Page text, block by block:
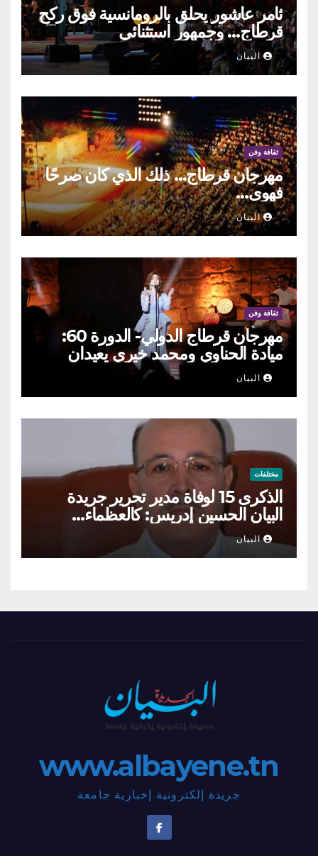
ثامر عاشور يحلق بالرومانسية فوق ركح
قرطاج… وجمهور استثنائي
البيان
ثقافة وفن
مهرجان قرطاج… ذلك الذي كان صرحًا
فهوى…
البيان
ثقافة وفن
مهرجان قرطاج الدولي- الدورة 60:
ميادة الحناوي ومحمد خيري يعيدان
الطرب السوري إلى ركح قرطاج
البيان
مختلفات
الذكرى 15 لوفاة مدير تحرير جريدة
البيان الحسين إدريس: كالعظماء…
عاش شامخا ورحل واقفا
البيان
www.albayene.tn
جريدة إلكترونية إخبارية جامعة